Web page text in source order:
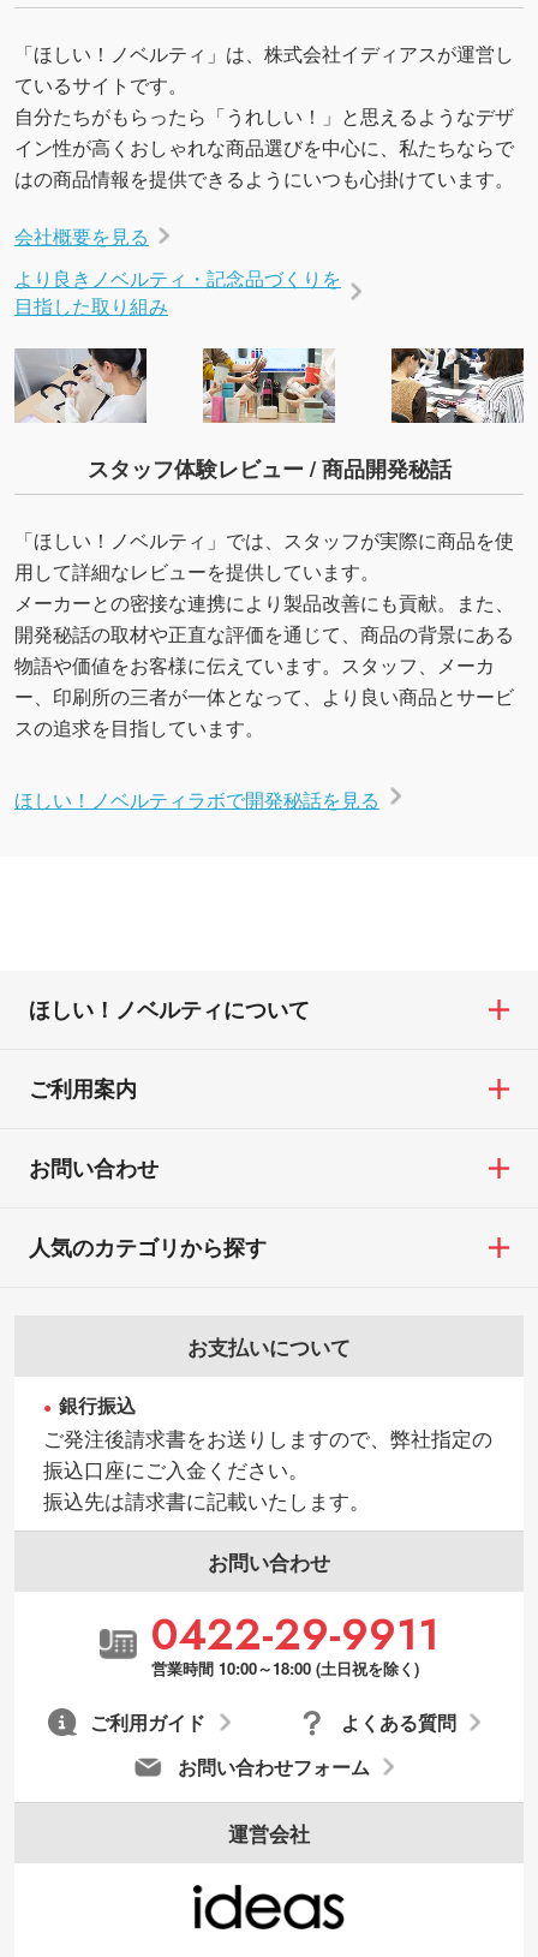
URLをご指定いただければ、QRコードを生成
いたします。配置のご相談にも応じています。
→詳しく見る
「ほしい！ノベルティ」は、株式会社イディアスが運営し
ているサイトです。
自分たちがもらったら「うれしい！」と思えるようなデザ
イン性が高くおしゃれな商品選びを中心に、私たちならで
はの商品情報を提供できるようにいつも心掛けています。
会社概要を見る
より良きノベルティ・記念品づくりを
目指した取り組み
スタッフ体験レビュー / 商品開発秘話
「ほしい！ノベルティ」では、スタッフが実際に商品を使
用して詳細なレビューを提供しています。
メーカーとの密接な連携により製品改善にも貢献。また、
開発秘話の取材や正直な評価を通じて、商品の背景にある
物語や価値をお客様に伝えています。スタッフ、メーカ
ー、印刷所の三者が一体となって、より良い商品とサービ
スの追求を目指しています。
ほしい！ノベルティラボで開発秘話を見る
ほしい！ノベルティについて
ご利用案内
お問い合わせ
お支払いについて
銀行振込
ご発注後請求書をお送りしますので、弊社指定の
振込口座にご入金ください。
振込先は請求書に記載いたします。
お問い合わせ
0422-29-9911
営業時間 10:00～18:00 (土日祝を除く)
お問い合わせフォーム
よくある質問
ご利用ガイド
運営会社
人気のカテゴリから探す